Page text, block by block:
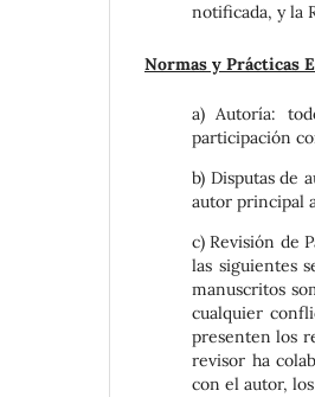
notificada, y la
Normas y Prácticas
a) Autoría:
participación
b) Disputas de
autor principal
c) Revisión de
las siguientes
manuscritos
cualquier
presenten los
revisor ha
con el autor,